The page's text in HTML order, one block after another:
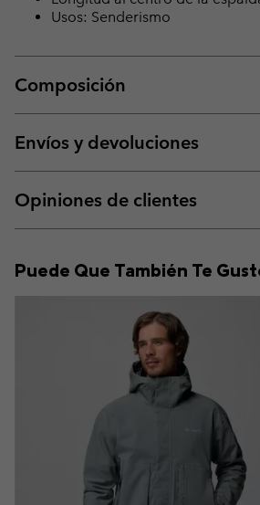
Usos: Senderismo
Composición
Envíos y devoluciones
Opiniones de clientes
Puede Que También Te